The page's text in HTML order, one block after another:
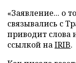
«Заявление... о
связывались с
приводит слова
ссылкой наIRIB.